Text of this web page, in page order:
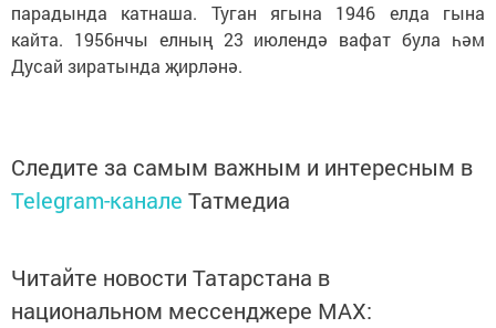
парадында катнаша. Туган ягына 1946 елда гына
кайта. 1956нчы елның 23 июлендә вафат була һәм
Дусай зиратында җирләнә.
Следите за самым важным и интересным в
Telegram-канале Татмедиа
Читайте новости Татарстана в
национальном мессенджере MАХ: